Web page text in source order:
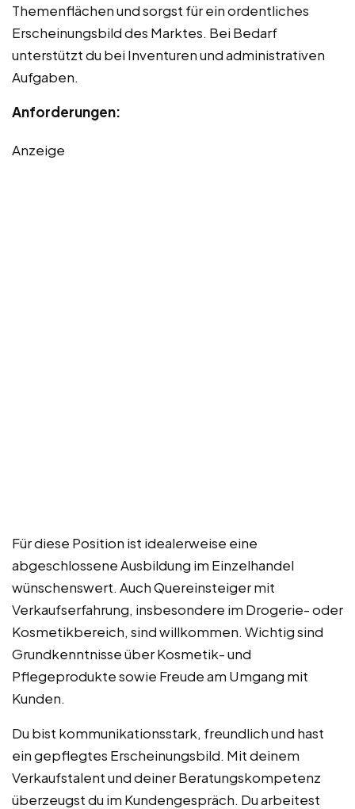
Themenflächen und sorgst für ein ordentliches
Erscheinungsbild des Marktes. Bei Bedarf
unterstützt du bei Inventuren und administrativen
Aufgaben.
Anforderungen:
Anzeige
Für diese Position ist idealerweise eine
abgeschlossene Ausbildung im Einzelhandel
wünschenswert. Auch Quereinsteiger mit
Verkaufserfahrung, insbesondere im Drogerie- oder
Kosmetikbereich, sind willkommen. Wichtig sind
Grundkenntnisse über Kosmetik- und
Pflegeprodukte sowie Freude am Umgang mit
Kunden.
Du bist kommunikationsstark, freundlich und hast
ein gepflegtes Erscheinungsbild. Mit deinem
Verkaufstalent und deiner Beratungskompetenz
überzeugst du im Kundengespräch. Du arbeitest